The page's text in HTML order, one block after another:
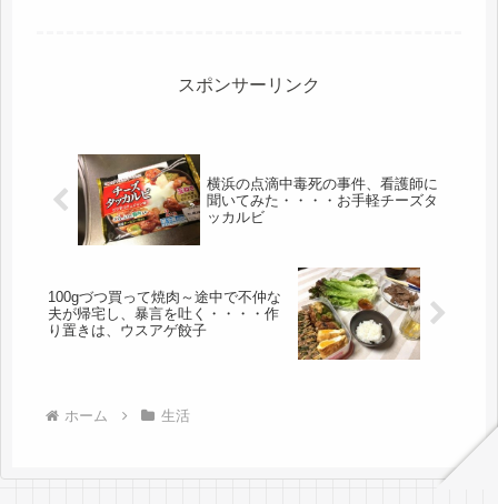
ね、...
スポンサーリンク
横浜の点滴中毒死の事件、看護師に
聞いてみた・・・・お手軽チーズタ
ッカルビ
100gづつ買って焼肉～途中で不仲な
夫が帰宅し、暴言を吐く・・・・作
り置きは、ウスアゲ餃子
ホーム 生活